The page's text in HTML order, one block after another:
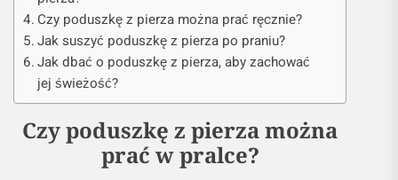
Czy poduszkę z pierza można prać ręcznie?
Jak suszyć poduszkę z pierza po praniu?
Jak dbać o poduszkę z pierza, aby zachować
jej świeżość?
Czy poduszkę z pierza można
prać w pralce?